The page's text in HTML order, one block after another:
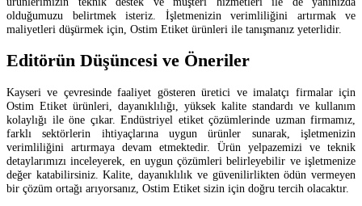
olduğumuzu belirtmek isteriz. İşletmenizin verimliliğini artırmak ve
maliyetleri düşürmek için, Ostim Etiket ürünleri ile tanışmanız yeterlidir.
Editörün Düşüncesi ve Öneriler
Kayseri ve çevresinde faaliyet gösteren üretici ve imalatçı firmalar için
Ostim Etiket ürünleri, dayanıklılığı, yüksek kalite standardı ve kullanım
kolaylığı ile öne çıkar. Endüstriyel etiket çözümlerinde uzman firmamız,
farklı sektörlerin ihtiyaçlarına uygun ürünler sunarak, işletmenizin
verimliliğini artırmaya devam etmektedir. Ürün yelpazemizi ve teknik
detaylarımızı inceleyerek, en uygun çözümleri belirleyebilir ve işletmenize
değer katabilirsiniz. Kalite, dayanıklılık ve güvenilirlikten ödün vermeyen
bir çözüm ortağı arıyorsanız, Ostim Etiket sizin için doğru tercih olacaktır.